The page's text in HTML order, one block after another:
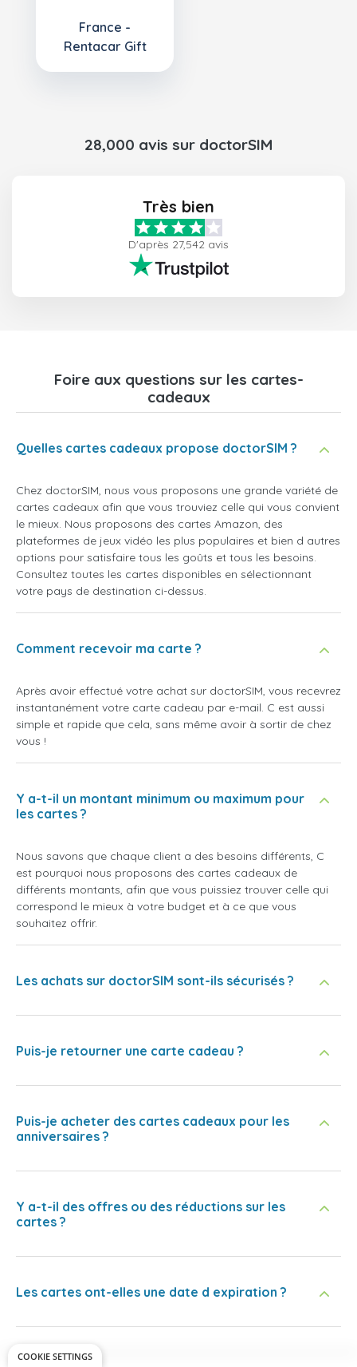
France -
Rentacar Gift
28,000 avis sur doctorSIM
Très bien
D'après 27,542 avis
Foire aux questions sur les cartes-
cadeaux
Quelles cartes cadeaux propose doctorSIM ?
Chez doctorSIM, nous vous proposons une grande variété de
cartes cadeaux afin que vous trouviez celle qui vous convient
le mieux. Nous proposons des cartes Amazon, des
plateformes de jeux vidéo les plus populaires et bien d autres
options pour satisfaire tous les goûts et tous les besoins.
Consultez toutes les cartes disponibles en sélectionnant
votre pays de destination ci-dessus.
Comment recevoir ma carte ?
Après avoir effectué votre achat sur doctorSIM, vous recevrez
instantanément votre carte cadeau par e-mail. C est aussi
simple et rapide que cela, sans même avoir à sortir de chez
vous !
Y a-t-il un montant minimum ou maximum pour
les cartes ?
Nous savons que chaque client a des besoins différents, C
est pourquoi nous proposons des cartes cadeaux de
différents montants, afin que vous puissiez trouver celle qui
correspond le mieux à votre budget et à ce que vous
souhaitez offrir.
Les achats sur doctorSIM sont-ils sécurisés ?
Puis-je retourner une carte cadeau ?
Puis-je acheter des cartes cadeaux pour les
anniversaires ?
Y a-t-il des offres ou des réductions sur les
cartes ?
Les cartes ont-elles une date d expiration ?
COOKIE SETTINGS